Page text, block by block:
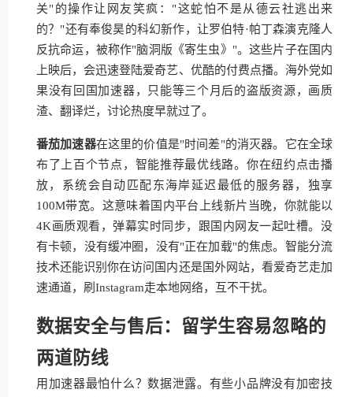
关"的操作让网友笑疯："这蛇怕不是从德云社逃出来
的？"还有奉俊昊的科幻新作，让罗伯特·帕丁森演克隆人
反抗命运，被称作"脑洞版《寄生虫》"。这些片子在国内
上映后，会迅速登陆爱奇艺、优酷的付费点播。海外党如
果没有回国加速器，只能等三个月后的盗版资源，画质
渣、翻译烂，讨论热度早就过了。
番茄加速器在这里的价值是"时间差"的消灭器。它在全球
布了上百个节点，智能推荐最优线路。你在纽约点击播
放，系统会自动匹配东海岸延迟最低的服务器，独享
100M带宽。这意味着国内平台上线新片当晚，你就能以
4K画质观看，弹幕实时同步，跟国内网友一起吐槽。没
有卡顿，没有缓冲圈，没有"正在加载"的焦虑。智能分流
技术还能识别你在访问国内还是国外网站，看爱奇艺走加
速通道，刷Instagram走本地网络，互不干扰。
数据安全与售后：留学生容易忽略的
两道防线
用加速器最怕什么？数据泄露。有些小品牌没有加密技